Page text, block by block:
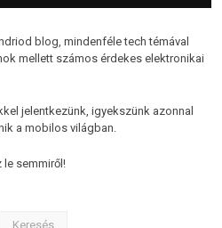
blog, mindenféle tech témával
mellett számos érdekes elektronikai
jelentkezünk, igyekszünk azonnal
a mobilos világban.
le semmiről!